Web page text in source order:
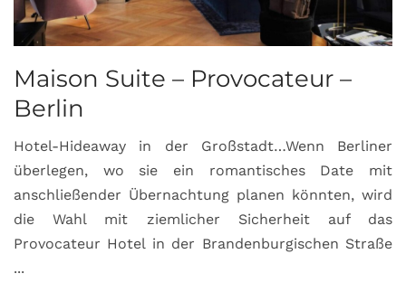
Maison Suite – Provocateur –
Berlin
Hotel-Hideaway in der Großstadt…Wenn Berliner
überlegen, wo sie ein romantisches Date mit
anschließender Übernachtung planen könnten, wird
die Wahl mit ziemlicher Sicherheit auf das
Provocateur Hotel in der Brandenburgischen Straße
...